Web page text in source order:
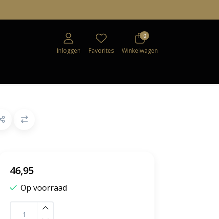
Inloggen Favorites
0
Winkelwagen
46,95
Op voorraad